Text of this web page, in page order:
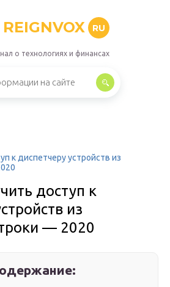
REIGNVOX RU
о технологиях и финансах
к диспетчеру устройств из
доступ к
из
— 2020